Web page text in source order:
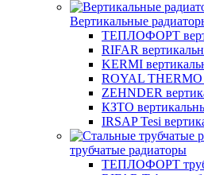
Вертикальные
ТЕПЛОФОРТ
RIFAR
KERMI
ROYAL THERMO
ZEHNDER
КЗТО
IRSAP Tesi
трубчатые радиаторы
ТЕПЛОФОРТ